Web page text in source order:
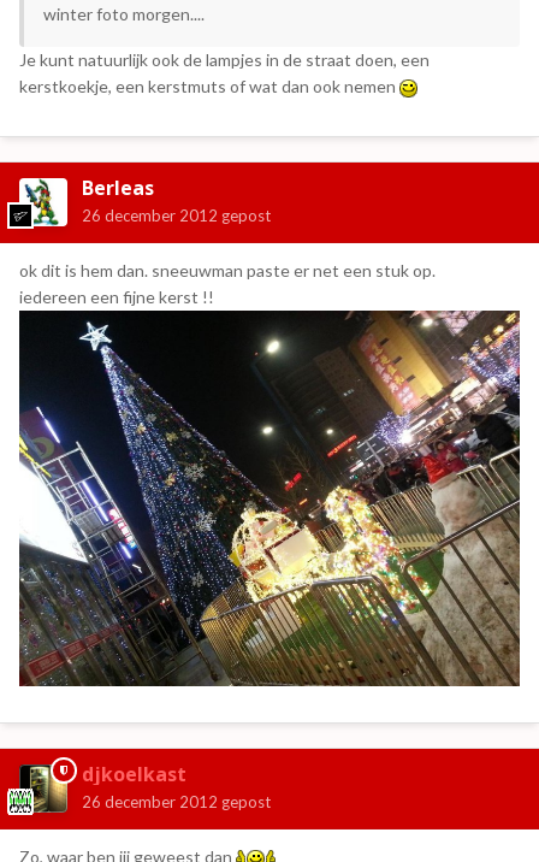
winter foto morgen....
Je kunt natuurlijk ook de lampjes in de straat doen, een
kerstkoekje, een kerstmuts of wat dan ook nemen
Berleas
26 december 2012 gepost
ok dit is hem dan. sneeuwman paste er net een stuk op.
iedereen een fijne kerst !!
djkoelkast
26 december 2012 gepost
Zo, waar ben jij geweest dan